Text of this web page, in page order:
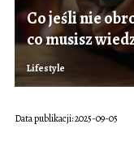
Co jeśli nie
co musisz
Lifestyle
Data publikacji: 2025-09-05